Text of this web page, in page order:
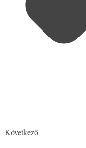
Következő